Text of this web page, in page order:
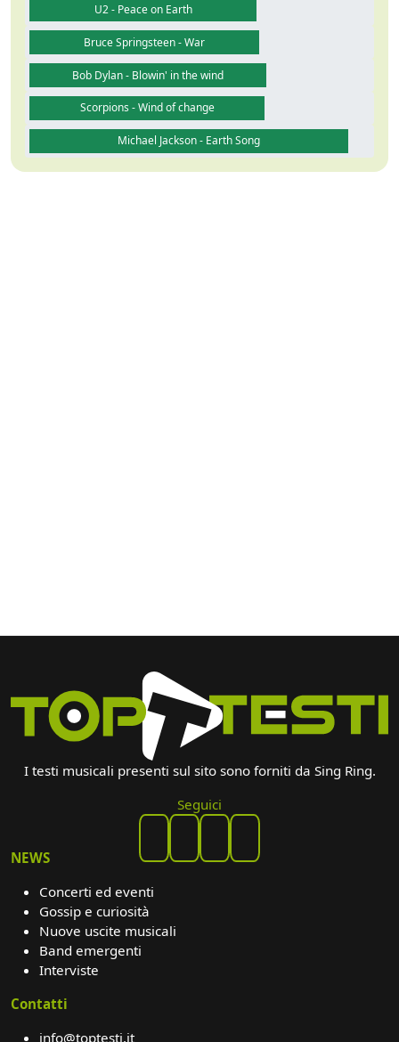
U2 - Peace on Earth
Bruce Springsteen - War
Bob Dylan - Blowin' in the wind
Scorpions - Wind of change
Michael Jackson - Earth Song
I testi musicali presenti sul sito sono forniti da Sing Ring.
Seguici
NEWS
Concerti ed eventi
Gossip e curiosità
Nuove uscite musicali
Band emergenti
Interviste
Contatti
info@toptesti.it